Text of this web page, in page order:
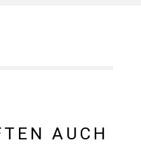
AUCH